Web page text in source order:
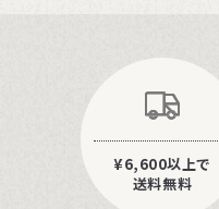
コンピューター管理、ロ
進んでいます。
¥6,600以上で
送料無料